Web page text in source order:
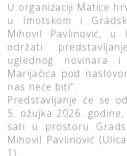
U organizaciji Matice
u Imotskom i
Mihovil Pavlinović, u
održati
uglednog novinara i
Marijačića pod
nas neće biti“.
Predstavljanje će se
5. ožujka 2026.
sati u prostoru
Mihovil Pavlinović
1).